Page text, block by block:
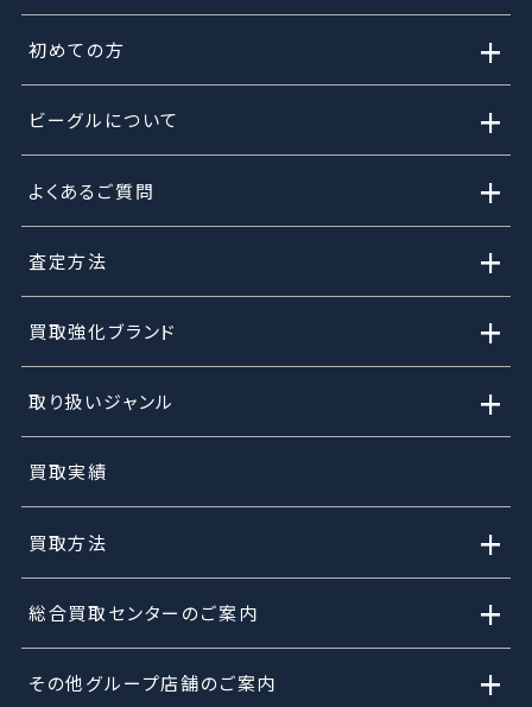
初めての方 +
ビーグルについて +
よくあるご質問 +
査定方法 +
買取強化ブランド +
取り扱いジャンル +
買取実績
買取方法 +
総合買取センターのご案内 +
その他グループ店舗のご案内 +